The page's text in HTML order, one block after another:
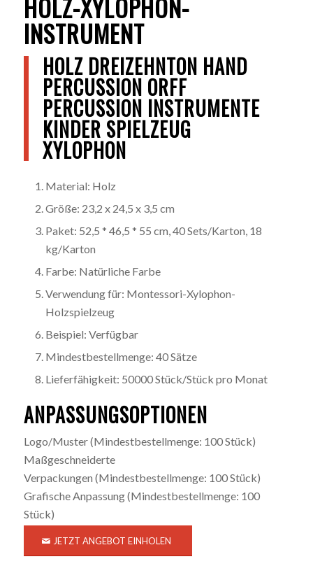
HOLZ-XYLOPHON-
INSTRUMENT​
HOLZ DREIZEHNTON HAND
PERCUSSION ORFF
PERCUSSION INSTRUMENTE
KINDER SPIELZEUG
XYLOPHON
Material: Holz
Größe: 23,2 x 24,5 x 3,5 cm
Paket: 52,5 * 46,5 * 55 cm, 40 Sets/Karton, 18
kg/Karton
Farbe: Natürliche Farbe
Verwendung für: Montessori-Xylophon-
Holzspielzeug
Beispiel: Verfügbar
Mindestbestellmenge: 40 Sätze
Lieferfähigkeit: 50000 Stück/Stück pro Monat
ANPASSUNGSOPTIONEN
Logo/Muster(Mindestbestellmenge: 100 Stück)
Maßgeschneiderte
Verpackungen (Mindestbestellmenge: 100 Stück)
Grafische Anpassung(Mindestbestellmenge: 100
Stück)
JETZT ANGEBOT EINHOLEN